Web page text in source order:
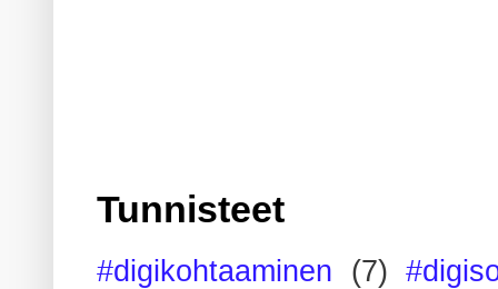
Tunnisteet
#digikohtaaminen (7)